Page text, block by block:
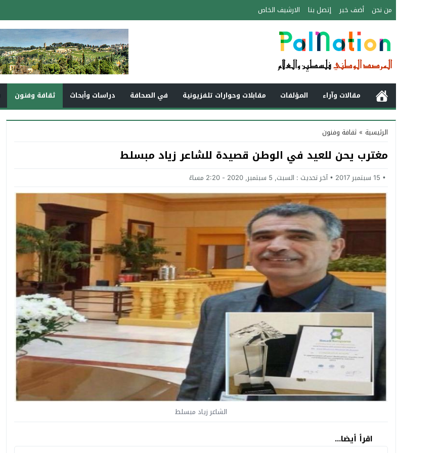
من نحن أضف خبر إتصل بنا الارشيف الخاص
مقالات وآراء المؤلفات مقابلات وحوارات تلفزيونية في الصحافة دراسات وأبحاث ثقافة وفنون
الرئيسية » ثقافة وفنون
مغترب يحن للعيد في الوطن قصيدة للشاعر زياد مبسلط
15 سبتمبر 2017 آخر تحديث : السبت, 5 سبتمبر, 2020 - 2:20 مساءً
الشاعر زياد مبسلط
اقرأ أيضا...